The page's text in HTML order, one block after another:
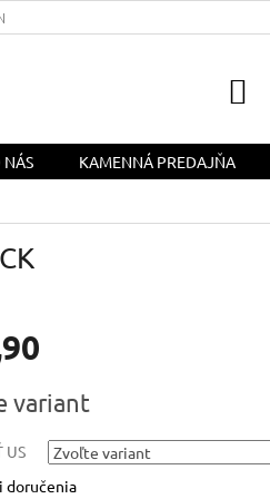
NÁS KAMENNÁ PREDAJŇA
variant
US
doručenia